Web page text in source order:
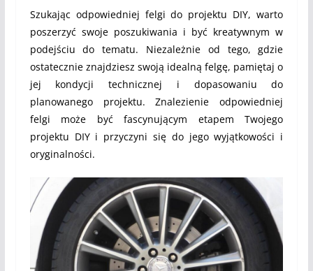
Szukając odpowiedniej felgi do projektu DIY, warto
poszerzyć swoje poszukiwania i być kreatywnym w
podejściu do tematu. Niezależnie od tego, gdzie
ostatecznie znajdziesz swoją idealną felgę, pamiętaj o
jej kondycji technicznej i dopasowaniu do
planowanego projektu. Znalezienie odpowiedniej
felgi może być fascynującym etapem Twojego
projektu DIY i przyczyni się do jego wyjątkowości i
oryginalności.